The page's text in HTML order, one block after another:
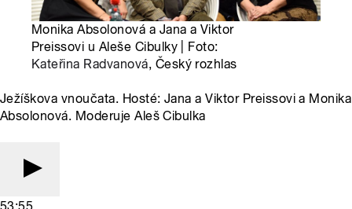
Monika Absolonová a Jana a Viktor
Preissovi u Aleše Cibulky | Foto:
Kateřina Radvanová, Český rozhlas
Ježíškova vnoučata. Hosté: Jana a Viktor Preissovi a Monika
Absolonová. Moderuje Aleš Cibulka